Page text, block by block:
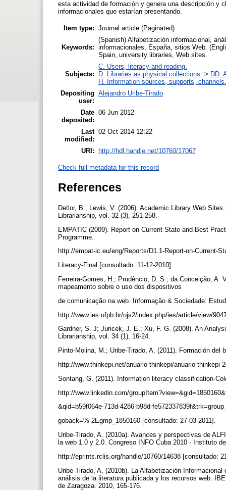
esta actividad de formación y genera una descripción y
informacionales que estarían presentando.
Item type: Journal article (Paginated)
Keywords:
(Spanish) Alfabetización informacional,
informacionales, España, sitios Web.
Spain, university libraries, Web sites.
Subjects:
C. Users, literacy and reading.
D. Libraries as physical collections. > DD.
H. Information sources, supports, channels.
Depositing
user:
Alejandro Uribe-Tirado
Date
deposited:
06 Jun 2012
Last
modified:
02 Oct 2014 12:22
URI: http://hdl.handle.net/10760/17067
Check full metadata for this record
References
Detlor, B.; Lewis, V. (2006). Academic Library Web
Librarianship, vol. 32 (3), 251-258.
EMPATIC (2009). Report on Current State and Best
Programme.
http://empat-ic.eu/eng/Reports/D1.1-Report-on-Current-
Literacy-Final [consultado: 11-12-2010].
Ferreira-Gomes, H.; Prudêncio, D. S.; da Conceição, A.
mapeamento sobre o uso dos dispositivos
de comunicação na web. Informação & Sociedade:
http://www.ies.ufpb.br/ojs2/index.php/ies/article/view/
Gardner, S. J; Juricek, J. E.; Xu, F. G. (2008). An
Librarianship, vol. 34 (1), 16-24.
Pinto-Molina, M.; Uribe-Tirado, A. (2011). Formación
http://www.thinkepi.net/anuario-thinkepi/anuario-
Sontang, G. (2011). Information literacy classification-
http://www.linkedin.com/
&qid=b59f064e-713d-4286-b98d-
goback=% 2Egmp_1850160 [consultado: 27-03-2011].
Uribe-Tirado, A. (2010a). Avances y perspectivas de
la web 1.0 y 2.0. Congreso INFO Cuba 2010 - Instituto
http://eprints.rclis.org/handle/10760/14638 [consultado:
Uribe-Tirado, A. (2010b). La Alfabetización
análisis de la literatura publicada y los recursos web.
de Zaragoza. 2010, 165-176.